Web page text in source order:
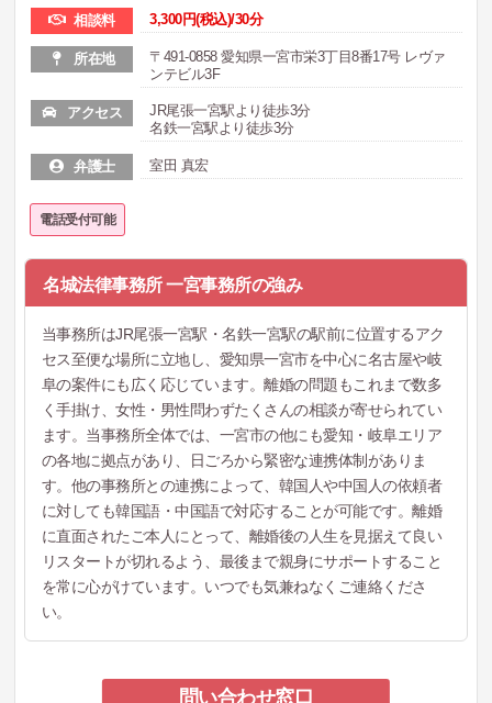
相談料 3,300円(税込)/30分
所在地
〒491-0858 愛知県一宮市栄3丁目8番17号 レヴァ
ンテビル3F
アクセス
JR尾張一宮駅より徒歩3分
名鉄一宮駅より徒歩3分
弁護士 室田 真宏
電話受付可能
名城法律事務所 一宮事務所の強み
当事務所はJR尾張一宮駅・名鉄一宮駅の駅前に位置するアク
セス至便な場所に立地し、愛知県一宮市を中心に名古屋や岐
阜の案件にも広く応じています。離婚の問題もこれまで数多
く手掛け、女性・男性問わずたくさんの相談が寄せられてい
ます。当事務所全体では、一宮市の他にも愛知・岐阜エリア
の各地に拠点があり、日ごろから緊密な連携体制がありま
す。他の事務所との連携によって、韓国人や中国人の依頼者
に対しても韓国語・中国語で対応することが可能です。離婚
に直面されたご本人にとって、離婚後の人生を見据えて良い
リスタートが切れるよう、最後まで親身にサポートすること
を常に心がけています。いつでも気兼ねなくご連絡くださ
い。
問い合わせ窓口